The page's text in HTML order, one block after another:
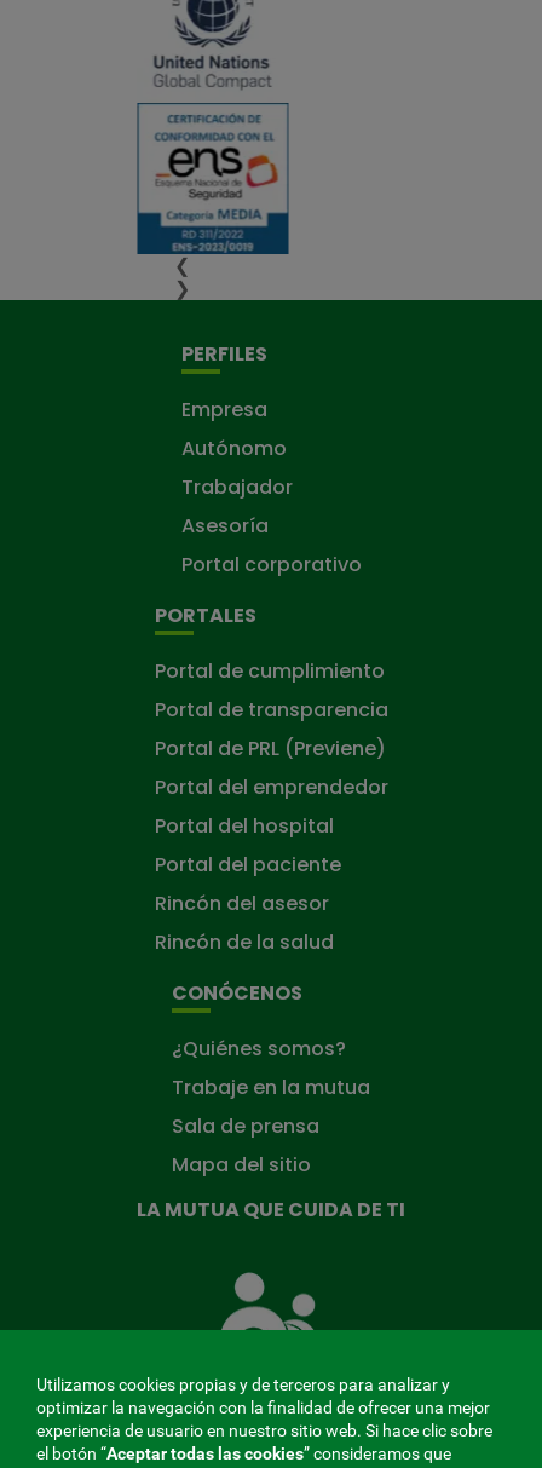
❮
❯
PERFILES
Empresa
Autónomo
Trabajador
Asesoría
Portal corporativo
PORTALES
Portal de cumplimiento
Portal de transparencia
Portal de PRL (Previene)
Portal del emprendedor
Portal del hospital
Portal del paciente
Rincón del asesor
Rincón de la salud
CONÓCENOS
¿Quiénes somos?
Trabaje en la mutua
Sala de prensa
Mapa del sitio
LA MUTUA QUE CUIDA DE TI
Mutua
que
ti
Utilizamos cookies propias y de terceros para analizar y
optimizar la navegación con la finalidad de ofrecer una mejor
experiencia de usuario en nuestro sitio web. Si hace clic sobre
el botón “Aceptar todas las cookies” consideramos que